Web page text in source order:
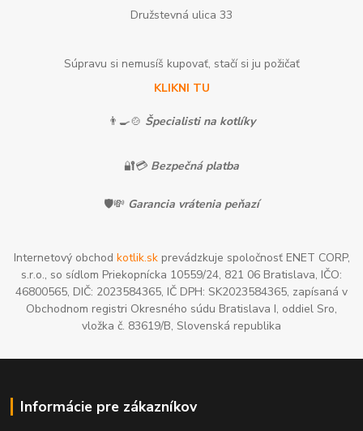
Družstevná ulica 33
Súpravu si nemusíš kupovať, stačí si ju požičať
KLIKNI TU
👨‍🍳🍲 Špecialisti na kotlíky
🔐💳 Bezpečná platba
🛡️💸 Garancia vrátenia peňazí
Internetový obchod kotlik.skprevádzkuje spoločnosť ENET CORP,
s.r.o., so sídlom Priekopnícka 10559/24, 821 06 Bratislava, IČO:
46800565, DIČ: 2023584365, IČ DPH: SK2023584365, zapísaná v
Obchodnom registri Okresného súdu Bratislava I, oddiel Sro,
vložka č. 83619/B, Slovenská republika
Informácie pre zákazníkov